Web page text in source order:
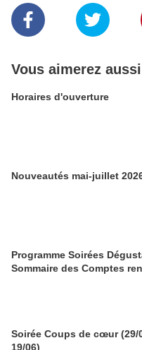
Vous aimerez aussi
Horaires d'ouverture
Nouveautés mai-juillet
Programme Soirées
Sommaire des Comptes
Soirée Coups de cœur (29/
19/06)